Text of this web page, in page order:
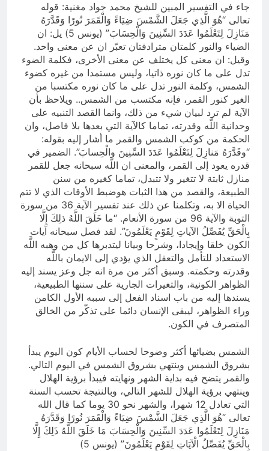
جاء في التفسير المبين للشيخ محمد جواد مغنية: قوله
تعالى “هُوَ الَّذِي جَعَلَ الشَّمْسَ ضِيَاءً وَالْقَمَرَ نُورًا وَقَدَّرَهُ
مَنَازِلَ لِتَعْلَمُوا عَدَدَ السِّنِينَ وَالْحِسَابَ” (يونس 5) يل: ان
الضياء والنور كلمتان مترادفتان تعبّر ان عن معنى واحد.
وقيل: ان معنى كل يختلف عن معنى الأخرى، فكلمة الضوء
تدل على ما كان نوره ذاتيا، وليس مستمدا من غيره كضوء
الشمس، وكلمة النور تدل على ما كان نوره مكتسبا من
الغير كنور القمر، فإنه مكتسب من الشمس.. ويلاحظ بأن
الآية لم ترد لبيان شيء من ذلك، وانما القصد التنبيه على
وحدانية اللَّه وقدرته، تماما كالآية التي بعدها بلا فاصل، وان
الحكمة من كوكب الشمس والقمر ما أشار إليه بقوله:
“وقَدَّرَهُ مَنازِلَ لِتَعْلَمُوا عَدَدَ السِّنِينَ والْحِسابَ”. الضمير في
قدره يعود إلى القمر، والمعنى ان اللَّه سبحانه جعل للقمر
منازل ثابتة لا تتغير ولا تتبدل، تماما كغيره من سنن
الطبيعة، والقصد من هذا الثبات هوضبط الأوقات الذي لا تتم
الحياة الا به، وتكلمنا عن ذلك عند تفسير الآية 36 من سورة
التوبة والآية 96 من سورة الأنعام. “ما خَلَقَ اللَّهُ ذلِكَ إِلَّا
بِالْحَقِّ يُفَصِّلُ الآياتِ لِقَوْمٍ يَعْلَمُونَ”. لقد فصل سبحانه آيات
الكون خلقا وإيجادا، وشرحا وبيانا ليتدبرها كل من وهبه اللَّه
الاستعداد للتأمل والتعقل الذي يؤدي إلى الايمان باللَّه
وقدرته وحكمته. وسبق أكثر من مرة انه جل وعز يسند إليه
الظواهر الكونية، والتغيرات الجارية على سننها الطبيعية،
يسندها إليه من باب اسناد الفعل إلى سببه الأول الكامن
وراء الظواهر، ليبقى الإنسان دائما على تذكّر من الخالق
المتصرف في الكون.
الشمس بضيائها أكثر وضوحا لحساب الأيام كون اليوم يبدأ
بشروق الشمس وينتهي بشروق الشمس في اليوم التالي.
والقمر يتضح فيه بداية الشهر ونهايته فيبدأ برؤية الهلال
وينتهي برؤية الهلال للشهر التالي، وبالنتيجة تحسب السنة
التي تعادل 12 شهرا، والشهر نحو 30 يوما كما قال الله
تعالى “هُوَ الَّذِي جَعَلَ الشَّمْسَ ضِيَاءً وَالْقَمَرَ نُورًا وَقَدَّرَهُ
مَنَازِلَ لِتَعْلَمُوا عَدَدَ السِّنِينَ وَالْحِسَابَ مَا خَلَقَ اللَّهُ ذَلِكَ إِلَّا
بِالْحَقِّ يُفَصِّلُ الْآيَاتِ لِقَوْمٍ يَعْلَمُونَ” (يونس 5)